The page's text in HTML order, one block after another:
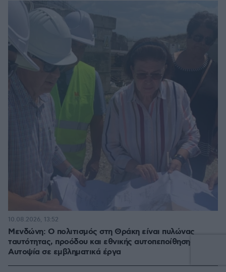
Μενδώνη: Ο πολιτισμός στη Θράκη είναι πυλώνας
ταυτότητας, προόδου και εθνικής αυτοπεποίθησης -
Αυτοψία σε εμβληματικά έργα
10.08.2026, 13:52